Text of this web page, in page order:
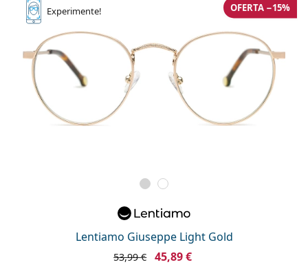
Experimente!
Lentiamo Giuseppe Light Gold
OFERTA −15%
53,99 € 45,89 €